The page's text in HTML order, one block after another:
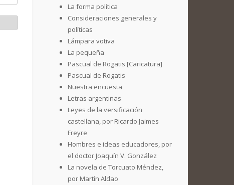
La forma política
Consideraciones generales y
políticas
Lámpara votiva
La pequeña
Pascual de Rogatis [Caricatura]
Pascual de Rogatis
Nuestra encuesta
Letras argentinas
Leyes de la versificación
castellana, por Ricardo Jaimes
Freyre
Hombres e ideas educadores, por
el doctor Joaquín V. González
La novela de Torcuato Méndez,
por Martín Aldao